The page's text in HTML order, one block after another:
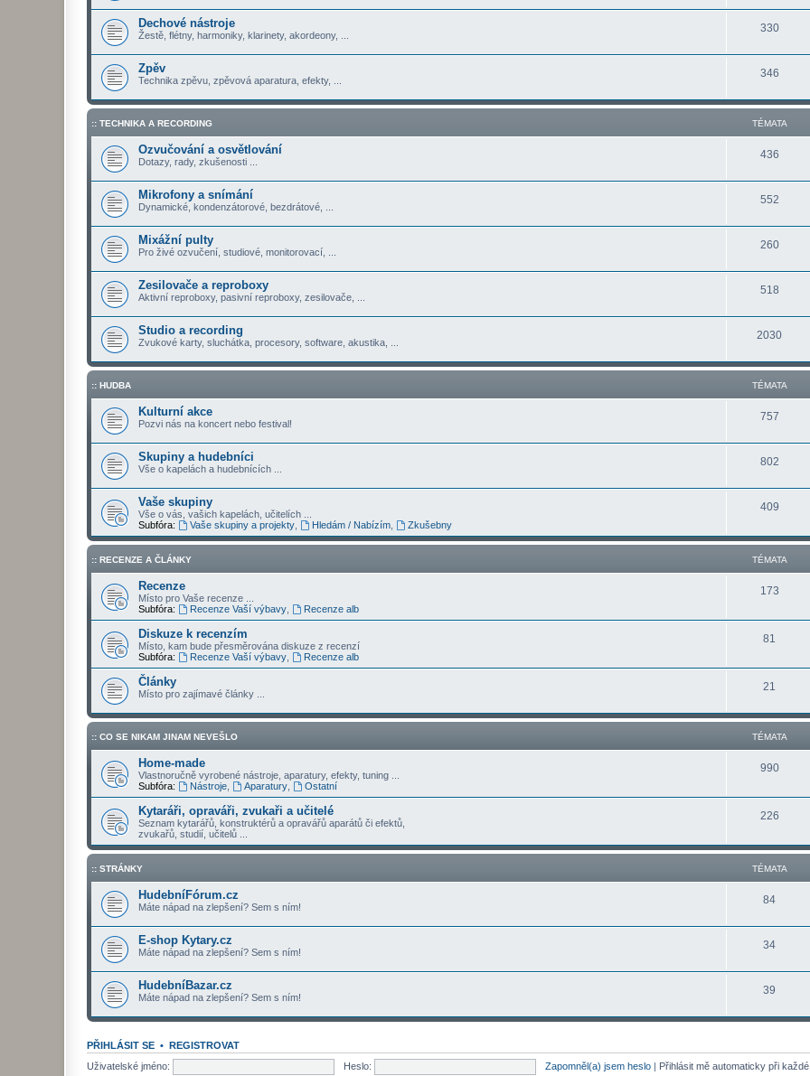
Dechové nástroje
Žestě, flétny, harmoniky, klarinety, akordeony, ...
330
Zpěv
Technika zpěvu, zpěvová aparatura, efekty, ...
346
:: TECHNIKA A RECORDING TÉMATA
Ozvučování a osvětlování
Dotazy, rady, zkušenosti ...
436
Mikrofony a snímání
Dynamické, kondenzátorové, bezdrátové, ...
552
Mixážní pulty
Pro živé ozvučení, studiové, monitorovací, ...
260
Zesilovače a reproboxy
Aktivní reproboxy, pasivní reproboxy, zesilovače, ...
518
Studio a recording
Zvukové karty, sluchátka, procesory, software, akustika, ...
2030
:: HUDBA TÉMATA
Kulturní akce
Pozvi nás na koncert nebo festival!
757
Skupiny a hudebníci
Vše o kapelách a hudebnících ...
802
Vaše skupiny
Vše o vás, vašich kapelách, učitelích ...
Subfóra:
Vaše skupiny a projekty, Hledám / Nabízím, Zkušebny
409
:: RECENZE A ČLÁNKY TÉMATA
Recenze
Místo pro Vaše recenze ...
Subfóra:
Recenze Vaší výbavy, Recenze alb
173
Diskuze k recenzím
Místo, kam bude přesměrována diskuze z recenzí
Subfóra:
Recenze Vaší výbavy, Recenze alb
81
Články
Místo pro zajímavé články ...
21
:: CO SE NIKAM JINAM NEVEŠLO TÉMATA
Home-made
Vlastnoručně vyrobené nástroje, aparatury, efekty, tuning ...
Subfóra:
Nástroje, Aparatury, Ostatní
990
Kytaráři, opraváři, zvukaři a učitelé
Seznam kytarářů, konstruktérů a opravářů aparátů či efektů,
zvukařů, studií, učitelů ...
226
:: STRÁNKY TÉMATA
HudebníFórum.cz
Máte nápad na zlepšení? Sem s ním!
84
E-shop Kytary.cz
Máte nápad na zlepšení? Sem s ním!
34
HudebníBazar.cz
Máte nápad na zlepšení? Sem s ním!
39
PŘIHLÁSIT SE • REGISTROVAT
Uživatelské jméno:
Heslo: Zapomněl(a) jsem heslo | Přihlásit mě automaticky při